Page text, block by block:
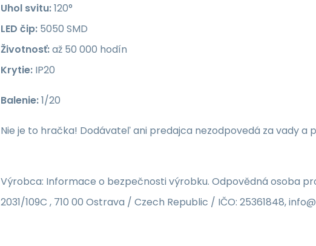
Uhol svitu:120°
LED čip: 5050 SMD
Životnosť:až 50 000 hodín
Krytie: IP20
Balenie:1/20
Nie je to hračka! Dodávateľ ani predajca nezodpovedá za vady a
Výrobca: Informace o bezpečnosti výrobku. Odpovědná osoba pro
2031/109C , 710 00 Ostrava / Czech Republic / IČO: 25361848,